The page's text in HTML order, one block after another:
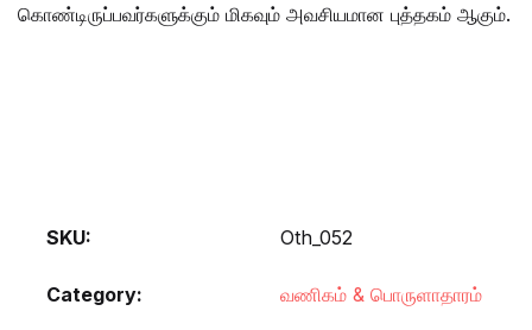
கொண்டிருப்பவர்களுக்கும் மிகவும் அவசியமான புத்தகம் ஆகும்.
SKU: Oth_052
Category: வணிகம் & பொருளாதாரம்